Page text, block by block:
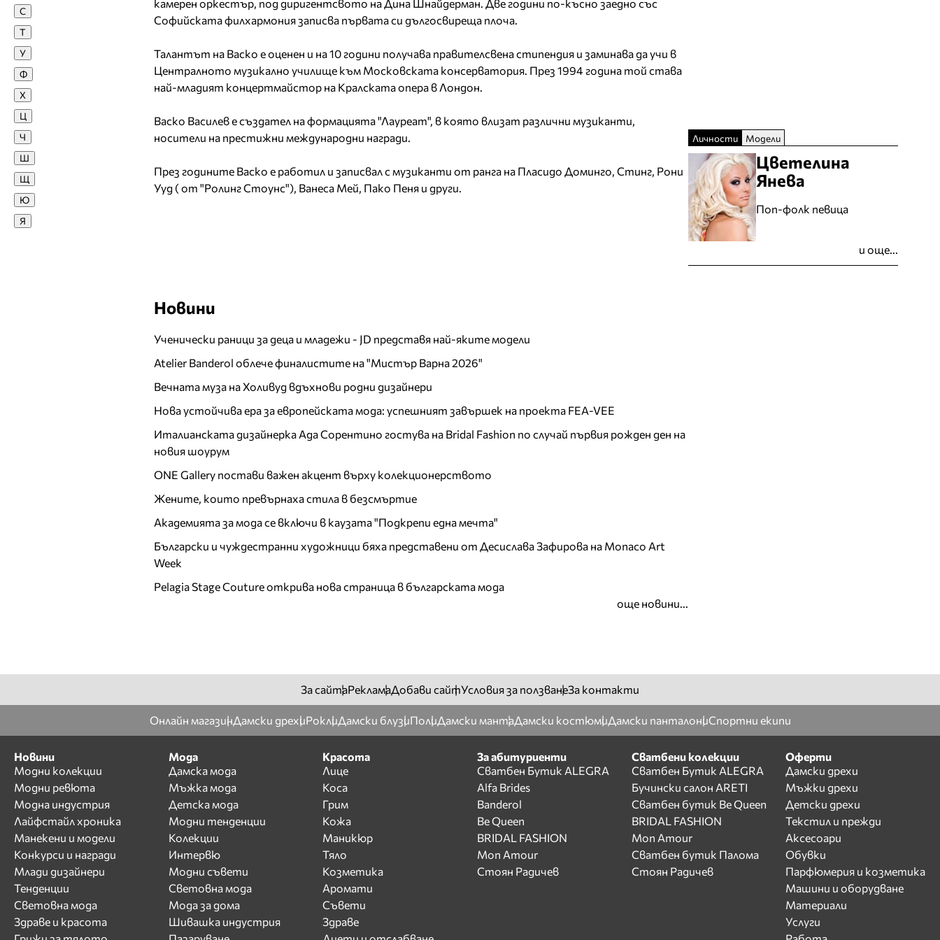
камерен оркестър, под диригентсвото на Дина Шнайдерман. Две години по-късно заедно със
Софийската филхармония записва първата си дългосвиреща плоча.
Талантът на Васко е оценен и на 10 години получава правителсвена стипендия и заминава да учи в
Централното музикално училище към Московската консерватория. През 1994 година той става
най-младият концертмайстор на Кралската опера в Лондон.
Васко Василев е създател на формацията "Лауреат", в която влизат различни музиканти,
носители на престижни международни награди.
През годините Васко е работил и записвал с музиканти от ранга на Пласидо Доминго, Стинг, Рони
Ууд ( от "Ролинг Стоунс"), Ванеса Мей, Пако Пеня и други.
Новини
Ученически раници за деца и младежи - JD представя най-яките модели
Atelier Banderol облече финалистите на "Мистър Варна 2026"
Вечната муза на Холивуд вдъхнови родни дизайнери
Нова устойчива ера за европейската мода: успешният завършек на проекта FEA-VEE
Италианската дизайнерка Ада Сорентино гостува на Bridal Fashion по случай първия рожден ден на
новия шоурум
ONE Gallery постави важен акцент върху колекционерството
Жените, които превърнаха стила в безсмъртие
Академията за мода се включи в каузата "Подкрепи една мечта"
Български и чуждестранни художници бяха представени от Десислава Зафирова на Monaco Art
Week
Pelagia Stage Couture открива нова страница в българската мода
още новини...
Валентина Войкова
Валери Захов
Валерия Велева
Васко Василев
Велизар Соколов –
Заки
Венета Райкова
Венцислав Огнянов
Веселин Маринов
Веселка Крачунова
Вики
Виргини\я Здравкова
Едис Пала
Екатерина Тонева
Елен Колева
Елена
Елена Йончева
Елена Петрова
Елица Тодорова
Емил Арабаджиев
Емилия
Енджи Касабие
Ж
С
Т
У
Ф
Х
Ц
Ч
Ш
Щ
Ю
Я
Личности Модели
Цветелина
Янева
Поп-фолк певица
и още...
За сайтаРекламаДобави сайтУсловия за ползванеЗа контакти
Онлайн магазинДамски дрехиРоклиДамски блузиПолиДамски мантаДамски костюмиДамски панталониСпортни екипи
Новини
Модни колекции
Модни ревюта
Модна индустрия
Лайфстайл хроника
Манекени и модели
Конкурси и награди
Млади дизайнери
Тенденции
Световна мода
Здраве и красота
Мода
Дамска мода
Мъжка мода
Детска мода
Модни тенденции
Колекции
Интервю
Модни съвети
Световна мода
Мода за дома
Шивашка индустрия
Красота
Лице
Коса
Грим
Кожа
Маникюр
Тяло
Козметика
Аромати
Съвети
Здраве
За абитуриенти
Сватбен Бутик ALEGRA
Alfa Brides
Banderol
Be Queen
BRIDAL FASHION
Mon Amour
Стоян Радичев
Сватбени колекции
Сватбен Бутик ALEGRA
Бучински салон ARETI
Сватбен бутик Be Queen
BRIDAL FASHION
Mon Amour
Сватбен бутик Палома
Стоян Радичев
Оферти
Дамски дрехи
Мъжки дрехи
Детски дрехи
Текстил и прежди
Аксесоари
Обувки
Парфюмерия и козметика
Машини и оборудване
Материали
Услуги